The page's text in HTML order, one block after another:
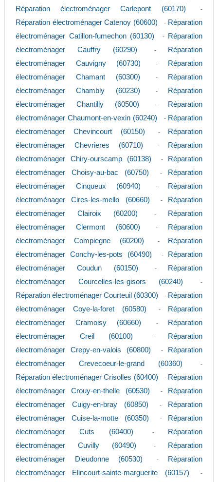
Réparation électroménager Carlepont (60170) -
Réparation électroménager Catenoy (60600) - Réparation
électroménager Catillon-fumechon (60130)
-
Réparation
électroménager Cauffry (60290)
-
Réparation
électroménager Cauvigny (60730)
-
Réparation
électroménager Chamant (60300)
-
Réparation
électroménager Chambly (60230)
-
Réparation
électroménager Chantilly (60500)
-
Réparation
électroménager Chaumont-en-vexin (60240)
- Réparation
électroménager Chevincourt (60150)
-
Réparation
électroménager Chevrieres (60710)
-
Réparation
électroménager Chiry-ourscamp (60138)
-
Réparation
électroménager Choisy-au-bac (60750)
-
Réparation
électroménager Cinqueux (60940)
-
Réparation
électroménager Cires-les-mello (60660)
-
Réparation
électroménager Clairoix (60200)
-
Réparation
électroménager Clermont (60600)
-
Réparation
électroménager Compiegne (60200)
-
Réparation
électroménager Conchy-les-pots (60490)
-
Réparation
électroménager Coudun (60150)
-
Réparation
électroménager Courcelles-les-gisors (60240)
-
Réparation électroménager Courteuil (60300) - Réparation
électroménager Coye-la-foret (60580)
-
Réparation
électroménager Cramoisy (60660)
-
Réparation
électroménager Creil (60100)
-
Réparation
électroménager Crepy-en-valois (60800)
-
Réparation
électroménager Crevecoeur-le-grand (60360)
-
Réparation électroménager Crisolles (60400) - Réparation
électroménager Crouy-en-thelle (60530)
-
Réparation
électroménager Cuigy-en-bray (60850)
-
Réparation
électroménager Cuise-la-motte (60350)
-
Réparation
électroménager Cuts (60400)
-
Réparation
électroménager Cuvilly (60490)
-
Réparation
électroménager Dieudonne (60530)
-
Réparation
électroménager Elincourt-sainte-marguerite (60157)
-